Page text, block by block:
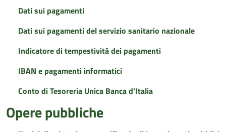
Dati sui pagamenti
Dati sui pagamenti del servizio sanitario nazionale
Indicatore di tempestività dei pagamenti
IBAN e pagamenti informatici
Conto di Tesoreria Unica Banca d'Italia
Opere pubbliche